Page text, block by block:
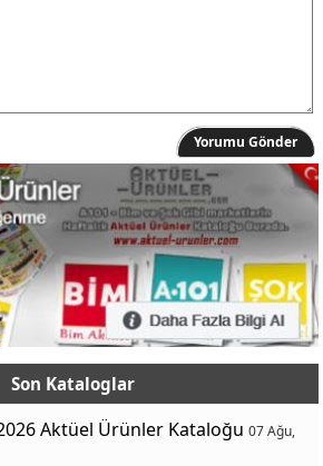
Yorumu Gönder
Son Kataloglar
Aktüel Ürünler Kataloğu 07 Ağu,